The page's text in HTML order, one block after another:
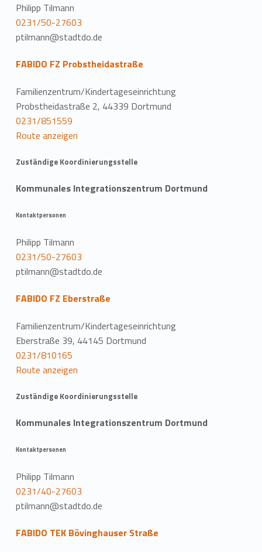
Philipp Tilmann
0231/50-27603
ptilmann@stadtdo.de
FABIDO FZ Probstheidastraße
Familienzentrum/Kindertageseinrichtung
Probstheidastraße 2, 44339 Dortmund
0231/851559
Route anzeigen
Zuständige Koordinierungsstelle
Kommunales Integrationszentrum Dortmund
Kontaktpersonen
Philipp Tilmann
0231/50-27603
ptilmann@stadtdo.de
FABIDO FZ Eberstraße
Familienzentrum/Kindertageseinrichtung
Eberstraße 39, 44145 Dortmund
0231/810165
Route anzeigen
Zuständige Koordinierungsstelle
Kommunales Integrationszentrum Dortmund
Kontaktpersonen
Philipp Tilmann
0231/40-27603
ptilmann@stadtdo.de
FABIDO TEK Bövinghauser Straße